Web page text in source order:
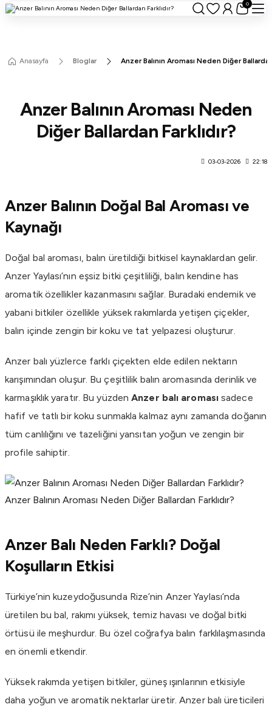
0
Anasayfa Bloglar Anzer Balının Aroması Neden Diğer Ballardan
Anzer Balının Aroması Neden
Diğer Ballardan Farklıdır?
03-03-2026 22:18
Anzer Balının Doğal Bal Aroması ve
Kaynağı
Doğal bal aroması, balın üretildiği bitkisel kaynaklardan gelir.
Anzer Yaylası’nın eşsiz bitki çeşitliliği, balın kendine has
aromatik özellikler kazanmasını sağlar. Buradaki endemik ve
yabani bitkiler özellikle yüksek rakımlarda yetişen çiçekler,
balın içinde zengin bir koku ve tat yelpazesi oluşturur.
Anzer balı yüzlerce farklı çiçekten elde edilen nektarın
karışımından oluşur. Bu çeşitlilik balın aromasında derinlik ve
karmaşıklık yaratır. Bu yüzdenAnzer balı aromasısadece
hafif ve tatlı bir koku sunmakla kalmaz aynı zamanda doğanın
tüm canlılığını ve tazeliğini yansıtan yoğun ve zengin bir
profile sahiptir.
Anzer Balının Aroması Neden Diğer Ballardan Farklıdır?
Anzer Balı Neden Farklı? Doğal
Koşulların Etkisi
Türkiye’nin kuzeydoğusunda Rize’nin Anzer Yaylası’nda
üretilen bu bal, rakımı yüksek, temiz havası ve doğal bitki
örtüsü ile meşhurdur. Bu özel coğrafya balın farklılaşmasında
en önemli etkendir.
Yüksek rakımda yetişen bitkiler, güneş ışınlarının etkisiyle
daha yoğun ve aromatik nektarlar üretir. Anzer balı üreticileri